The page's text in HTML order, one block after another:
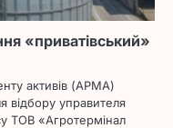
«приватівський»
активів (АРМА)
відбору управителя
ТОВ «Агротермінал